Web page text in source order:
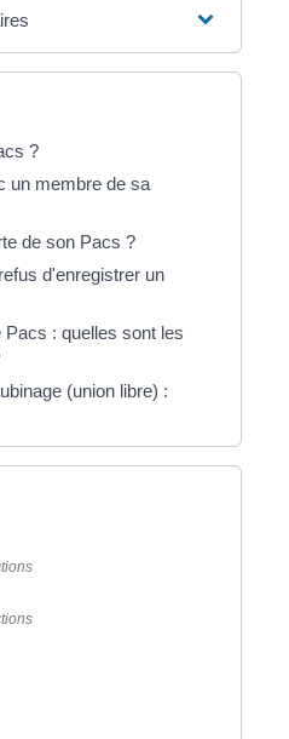
?
un membre de sa
de son Pacs ?
d'enregistrer un
: quelles sont les
(union libre) :